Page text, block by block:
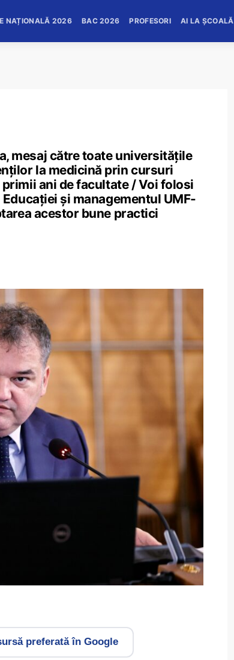
NAȚIONALĂ 2026 BAC 2026 PROFESORI AI LA ȘCOALĂ
mesaj către toate universitățile
la medicină prin cursuri
ani de facultate / Voi folosi
și managementul UMF-
acestor bune practici
preferată în Google